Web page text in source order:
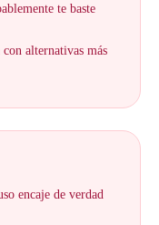
te baste
alternativas más
encaje de verdad